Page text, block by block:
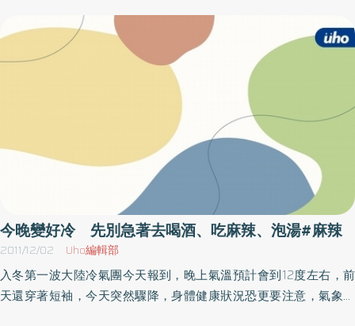
制在500大卡以內，就能兼顧營養攝取又能滿足口腹之慾。李佩芬
營養師表示，外食營養攝取不均衡，容易導致減重效果不彰，吃火
鍋可以自己決定食材、份量，對想減重的人是很好的選擇，只要懂
得挑選低脂高蛋白的天然食物，如豆腐、非油炸的豆皮、魚片等，
搭配多種蔬菜和高纖主食，如南瓜、芋頭，加上天然熬製湯頭提
味，避免使用高油高鹽的沾醬，一樣可以健康瘦身。
燙、燒烤等等，近一個月突然胃痛頻繁，經當地醫院檢查後，才發
現不幸罹患胃癌末期。女子除了胃痛 還暴瘦十一公斤這名中國江
蘇女子，近一個月來，不僅常常胃痛，就連體重也突然爆瘦十一公
斤，才數日，臉頰轉眼消瘦，但她卻不以為意，認為是近日工作繁
忙所致，直至某天解黑便，她才驚覺不妥，趕緊到醫院檢查，證實
罹患胃癌末期。因女子踏入社會後，天天工作繁忙，三餐時常不定
時吃，有吃也是叫外賣與吃路邊攤，其中，她吃的食物都與麻辣燙
燒烤和沙鍋脫不了關係，當地醫師研判，很可能就是長期飲食不正
今晚變好冷 先別急著去喝酒、吃麻辣、泡湯#麻辣
2011/12/02 Uho編輯部
入冬第一波大陸冷氣團今天報到，晚上氣溫預計會到12度左右，前
天還穿著短袖，今天突然驟降，身體健康狀況恐更要注意，氣象局